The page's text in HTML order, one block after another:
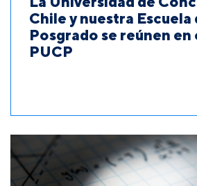
Chile y nuestra Escuela
Posgrado se reúnen en
PUCP